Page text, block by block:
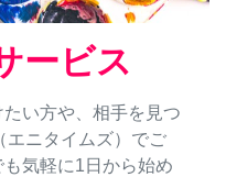
ービス
い方や、相手を見つ
エニタイムズ）でご
気軽に1日から始め